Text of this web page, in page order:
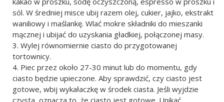
sól. W średniej misce ubij razem olej, cukier, jajko, ekstrakt
waniliowy i maślankę. Wlać mokre składniki do mieszanki
mącznej i ubijać do uzyskania gładkiej, połączonej masy.
Wylej równomiernie ciasto do przygotowanej
tortownicy.
Piec przez około 27-30 minut lub do momentu, gdy
ciasto będzie upieczone. Aby sprawdzić, czy ciasto jest
gotowe, wbij wykałaczkę w środek ciasta. Jeśli wyjdzie
czysta, oznacza to, że ciasto jest gotowe. Unikać